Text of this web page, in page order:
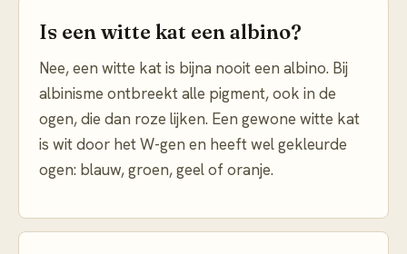
Is een witte kat een albino?
Nee, een witte kat is bijna nooit een albino. Bij
albinisme ontbreekt alle pigment, ook in de
ogen, die dan roze lijken. Een gewone witte kat
is wit door het W-gen en heeft wel gekleurde
ogen: blauw, groen, geel of oranje.